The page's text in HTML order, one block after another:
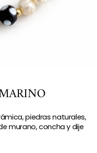
piedras naturales,
murano, concha y dije